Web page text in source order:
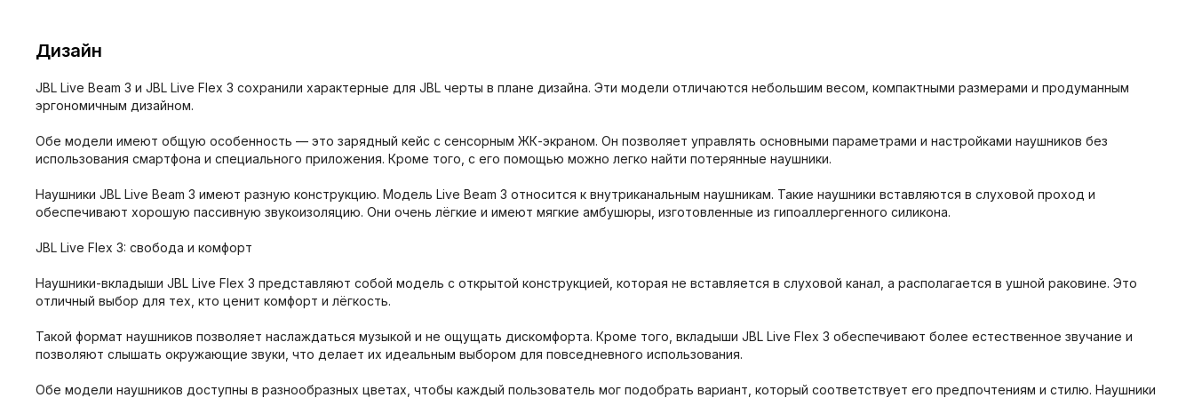
Дизайн
JBL Live Beam 3 и JBL Live Flex 3 сохранили характерные для JBL черты в плане дизайна. Эти модели отличаются небольшим весом, компактными размерами и продуманным
эргономичным дизайном.
Обе модели имеют общую особенность — это зарядный кейс с сенсорным ЖК-экраном. Он позволяет управлять основными параметрами и настройками наушников без
использования смартфона и специального приложения. Кроме того, с его помощью можно легко найти потерянные наушники.
Наушники JBL Live Beam 3 имеют разную конструкцию. Модель Live Beam 3 относится к внутриканальным наушникам. Такие наушники вставляются в слуховой проход и
обеспечивают хорошую пассивную звукоизоляцию. Они очень лёгкие и имеют мягкие амбушюры, изготовленные из гипоаллергенного силикона.
JBL Live Flex 3: свобода и комфорт
Наушники-вкладыши JBL Live Flex 3 представляют собой модель с открытой конструкцией, которая не вставляется в слуховой канал, а располагается в ушной раковине. Это
отличный выбор для тех, кто ценит комфорт и лёгкость.
Такой формат наушников позволяет наслаждаться музыкой и не ощущать дискомфорта. Кроме того, вкладыши JBL Live Flex 3 обеспечивают более естественное звучание и
позволяют слышать окружающие звуки, что делает их идеальным выбором для повседневного использования.
Обе модели наушников доступны в разнообразных цветах, чтобы каждый пользователь мог подобрать вариант, который соответствует его предпочтениям и стилю. Наушники